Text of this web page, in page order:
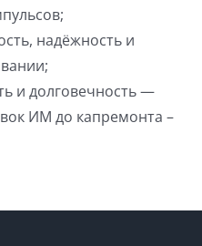
надёжность и
и долговечность —
ИМ до капремонта –